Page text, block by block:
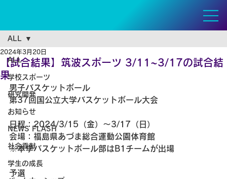
ALL
学校スポーツ
研究開発
お知らせ
NEWS FLASH
社会貢献
学生の成長
ALL
【試合結果】筑波スポーツ 3/11~3/17の試合結
果
2024年3月20日
男子バスケットボール
第37回国公立大学バスケットボール大会
日程：2024/3/15（金）～3/17（日）
会場：福島県あづま総合運動公園体育館
※本学バスケットボール部はB1チームが出場
予選